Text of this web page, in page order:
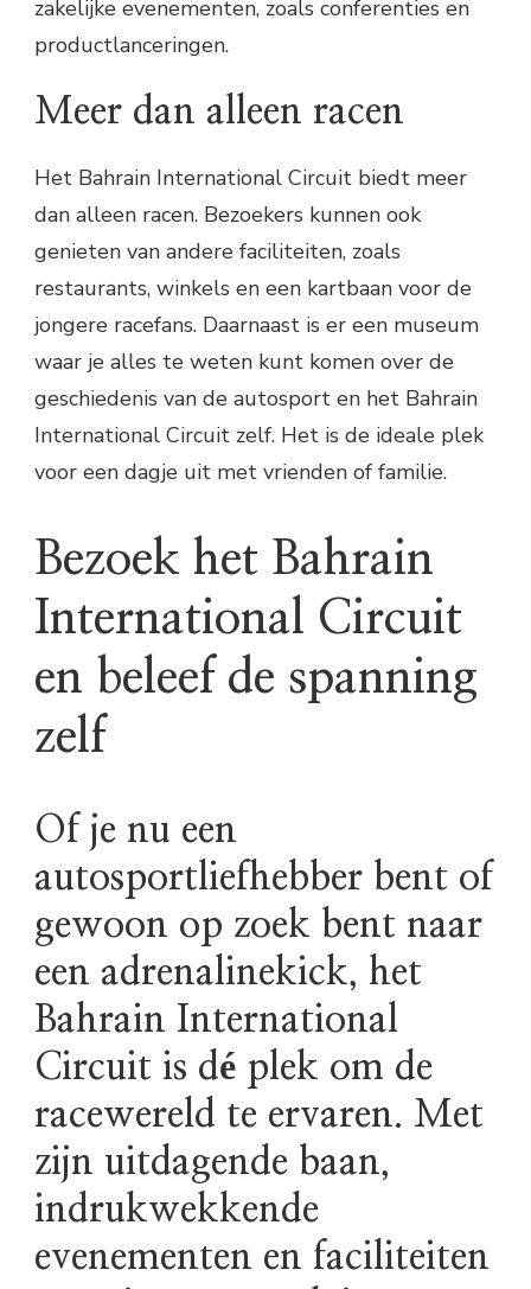
zakelijke evenementen, zoals conferenties en
productlanceringen.
Meer dan alleen racen
Het Bahrain International Circuit biedt meer
dan alleen racen. Bezoekers kunnen ook
genieten van andere faciliteiten, zoals
restaurants, winkels en een kartbaan voor de
jongere racefans. Daarnaast is er een museum
waar je alles te weten kunt komen over de
geschiedenis van de autosport en het Bahrain
International Circuit zelf. Het is de ideale plek
voor een dagje uit met vrienden of familie.
Bezoek het Bahrain
International Circuit
en beleef de spanning
zelf
Of je nu een
autosportliefhebber bent of
gewoon op zoek bent naar
een adrenalinekick, het
Bahrain International
Circuit is dé plek om de
racewereld te ervaren. Met
zijn uitdagende baan,
indrukwekkende
evenementen en faciliteiten